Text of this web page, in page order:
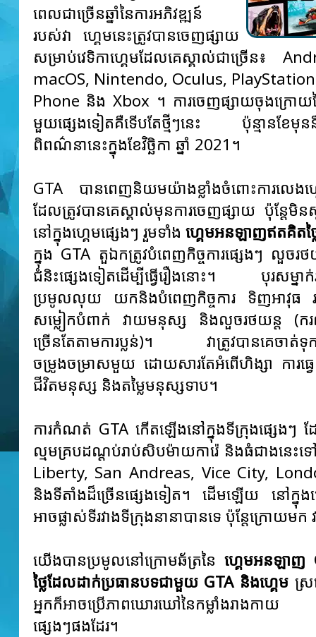
ពេលជាច្រើនឆ្នាំនៃការអភិវឌ្ឍន៍
របស់វា ហ្គេមនេះត្រូវបានចេញផ្សាយ
សម្រាប់វេទិកាហ្គេមដែលគេស្គាល់ជាច្រើន៖
macOS, Nintendo, Oculus,
Phone និង Xbox ។ ការចេញផ្សាយចុងក្រោយ
មួយផ្សេងទៀតគឺទើបតែថ្មីៗនេះ ប៉ុន្មានខែមុន
ពិពណ៌នានេះក្នុងខែវិច្ឆិកា ឆ្នាំ 2021។
GTA បានពេញនិយមយ៉ាងខ្លាំងចំពោះការលេងហ្គ
ដែលត្រូវបានគេស្គាល់មុនការចេញផ្សាយ ប៉ុន្តែ
នៅក្នុងហ្គេមផ្សេងៗ រួមទាំងហ្គេមអនឡាញឥតគិតថ្ល
ក្នុង GTA តួឯកត្រូវបំពេញកិច្ចការផ្សេងៗ លួច
ជំនិះផ្សេងទៀតដើម្បីធ្វើរឿងនោះ។ បុរស​ម្នា
ប្រមូល​លុយ យក​និង​បំពេញ​កិច្ចការ ទិញ​អាវុធ
សម្លៀក​បំពាក់ វាយ​មនុស្ស និង​លួច​រថយន្ត (ក
ច្រើន​តែ​តាម​ការ​ប្លន់)។ វាត្រូវបានគេចាត់ទុ
ចម្រូងចម្រាសមួយ ដោយសារតែអំពើហិង្សា ការធ្
ជីវិតមនុស្ស និងតម្លៃមនុស្សទាប។
ការកំណត់ GTA កើតឡើងនៅក្នុងទីក្រុងផ្សេងៗ
ល្មមគ្របដណ្តប់រាប់សិបម៉ាយការ៉េ និងធំជាងនេះ
Liberty, San Andreas, Vice City,
និងទីតាំងដ៏ច្រើនផ្សេងទៀត។ ដើមឡើយ នៅក្នុង
អាចផ្លាស់ទីរវាងទីក្រុងនានាបានទេ ប៉ុន្តែក្រោយមក
យើងបានប្រមូលនៅក្រោមឆ័ត្រនៃ ហ្គេមអនឡាញ
ថ្លៃដែលដាក់ប្រធានបទជាមួយ GTA និងហ្គេម ស្រ
អ្នកក៏អាចប្រើភាពឃោរឃៅនៃកម្លាំងរាងកាយ និ
ផ្សេងៗផងដែរ។